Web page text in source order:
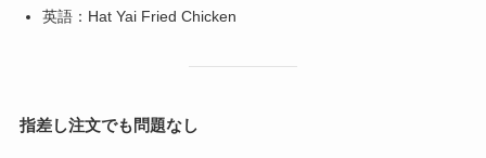
英語：Hat Yai Fried Chicken
指差し注文でも問題なし